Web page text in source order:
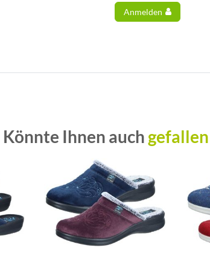
Anmelden
Könnte Ihnen auch gefallen